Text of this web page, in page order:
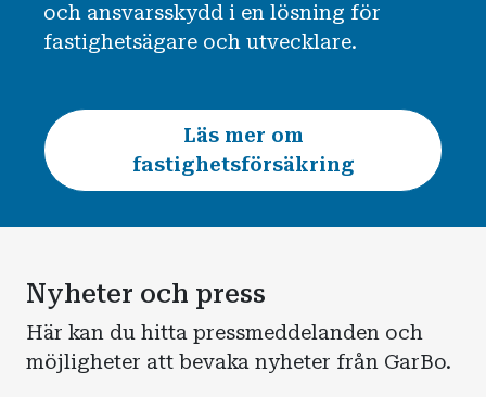
och ansvarsskydd i en lösning för
fastighetsägare och utvecklare.
Läs mer om
fastighetsförsäkring
Nyheter och press
Här kan du hitta pressmeddelanden och
möjligheter att bevaka nyheter från GarBo.